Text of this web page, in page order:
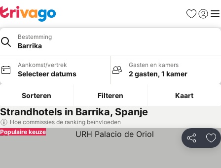
Favorieten
Bestemming
Barrika
Aankomst/vertrek
Selecteer datums
Gasten en kamers
2 gasten, 1 kamer
Sorteren Filteren Kaart
Strandhotels in Barrika, Spanje
Hoe commissies de ranking beïnvloeden
Delen
Populaire keuze